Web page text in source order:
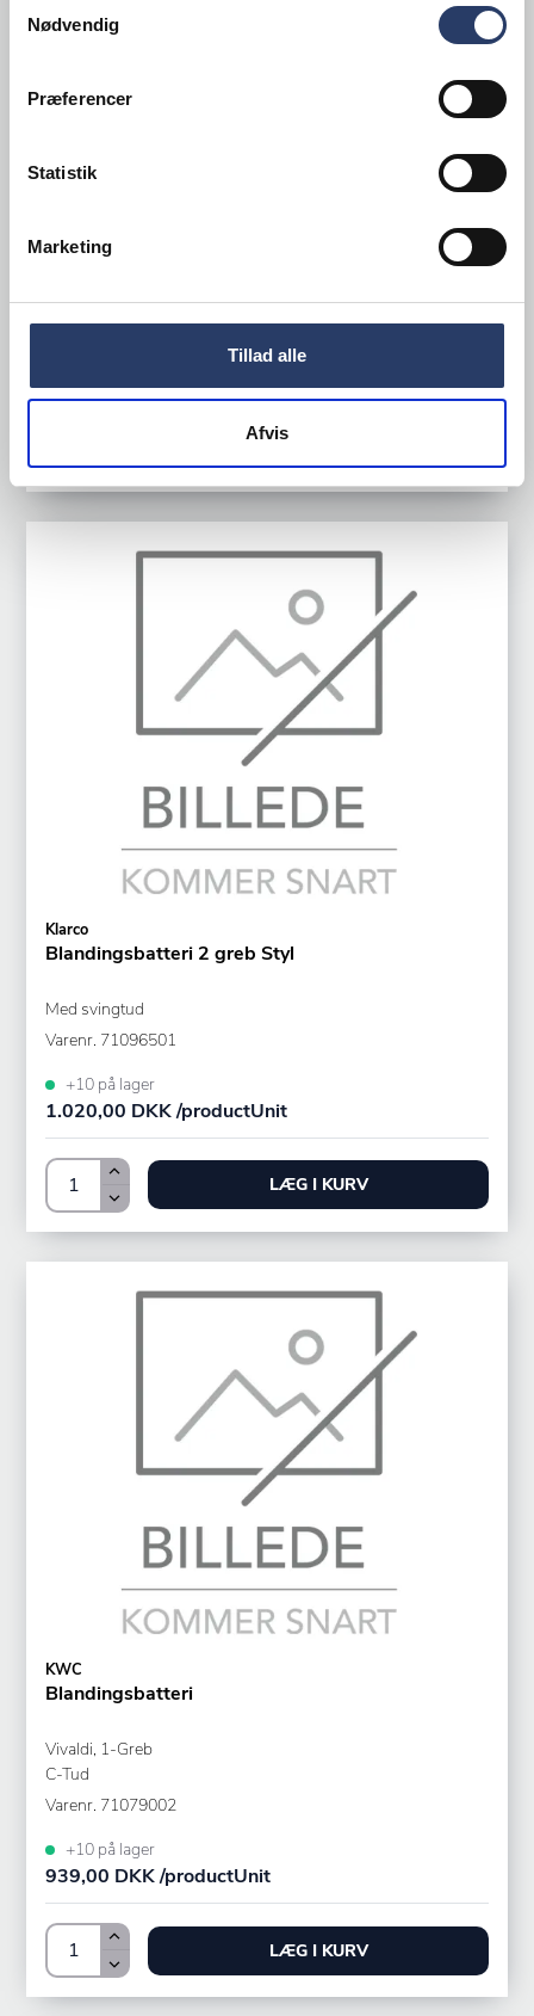
Nødvendig
Præferencer
Statistik
Marketing
Tillad alle
Afvis
Varenr.71084601
LÆG I KURV
Klarco
Blandingsbatteri 2 greb Styl
Med svingtud
Varenr. 71096501
+10 på lager
1.020,00 DKK /productUnit
LÆG I KURV
KWC
Blandingsbatteri
Vivaldi, 1-Greb
C-Tud
Varenr. 71079002
+10 på lager
939,00 DKK /productUnit
LÆG I KURV